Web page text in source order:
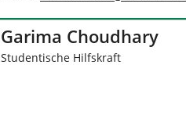
Garima Choudhary
Studentische Hilfskraft